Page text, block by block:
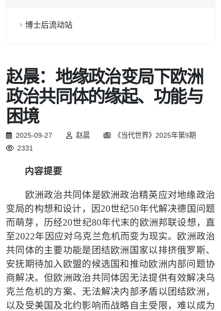
博士后流动站
赵晨：地缘政治变局下欧洲
政治共同体的缘起、功能与
困境
2025-09-27 赵晨
《当代世界》2025年第9期
2331
内容提要
欧洲政治共同体是欧洲政治精英应对地缘政治
变局的构想和设计，因20世纪50年代解决德国问题
而萌芽，历经20世纪80年代末的欧洲邦联设想，直
至2022年因应对乌克兰危机而变为现实。欧洲政治
共同体的主要功能是团结欧洲国家以排挤俄罗斯、
安抚期待加入欧盟的候选国和推动欧洲内部问题协
商解决。但欧洲政治共同体因无法提供有效解决乌
克兰危机的方案、无法解决内部矛盾以团结欧洲，
以及受美国及北约影响而战略自主受限，难以成为